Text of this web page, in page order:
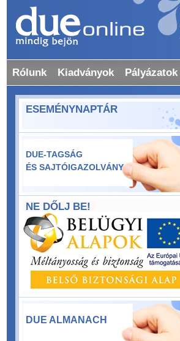
Rólunk Kiadványok Pályázatok
ESEMÉNYNAPTÁR
DUE-TAGSÁG
ÉS SAJTÓIGAZOLVÁNY
NE DŐLJ BE!
DUE ALMANACH